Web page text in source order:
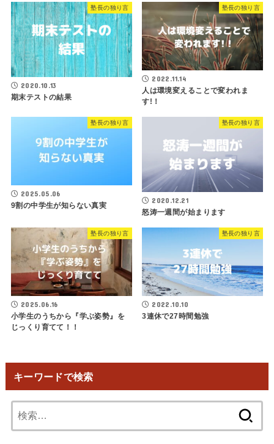
塾長の独り言
2020.10.13
期末テストの結果
塾長の独り言
2022.11.14
人は環境変えることで変われま
す!！
塾長の独り言
2025.05.06
9割の中学生が知らない真実
塾長の独り言
2020.12.21
怒涛一週間が始まります
塾長の独り言
2025.06.16
小学生のうちから『学ぶ姿勢』を
じっくり育てて！！
塾長の独り言
2022.10.10
3連休で27時間勉強
キーワードで検索
索: